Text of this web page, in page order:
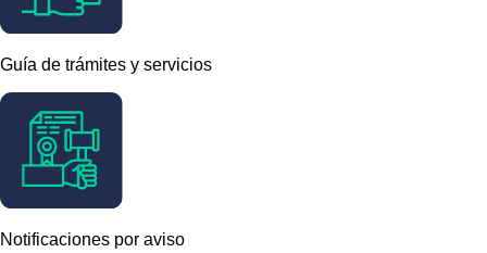
Guía de trámites y servicios
Notificaciones por aviso